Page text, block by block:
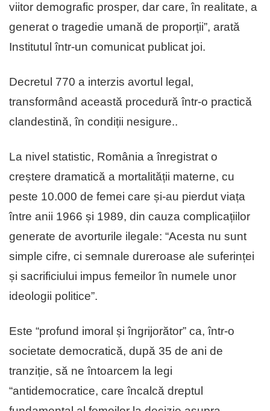
viitor demografic prosper, dar care, în realitate, a
generat o tragedie umană de proporții”, arată
Institutul într-un comunicat publicat joi.
Decretul 770 a interzis avortul legal,
transformând această procedură într-o practică
clandestină, în condiții nesigure..
La nivel statistic, România a înregistrat o
creștere dramatică a mortalității materne, cu
peste 10.000 de femei care și-au pierdut viața
între anii 1966 și 1989, din cauza complicațiilor
generate de avorturile ilegale: “Acesta nu sunt
simple cifre, ci semnale dureroase ale suferinței
și sacrificiului impus femeilor în numele unor
ideologii politice”.
Este “profund imoral și îngrijorător” ca, într-o
societate democratică, după 35 de ani de
tranziție, să ne întoarcem la legi
“antidemocratice, care încalcă dreptul